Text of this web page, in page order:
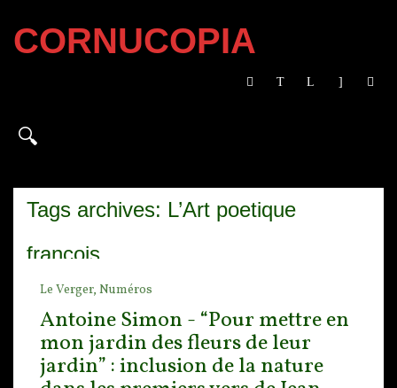
CORNUCOPIA
Tags archives: L’Art poetique
françois
Le Verger, Numéros
Antoine Simon - “Pour mettre en
mon jardin des fleurs de leur
jardin” : inclusion de la nature